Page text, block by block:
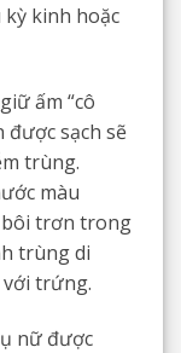
kinh hoặc
ấm “cô
được sạch sẽ
trùng.
màu
trơn trong
trùng di
trứng.
nữ được